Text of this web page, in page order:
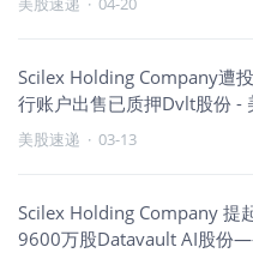
Scilex Holding Company遭
行账户出售已质押Dvlt股份 -
美股速递 · 03-13
Scilex Holding Company 提
9600万股Datavault AI股份